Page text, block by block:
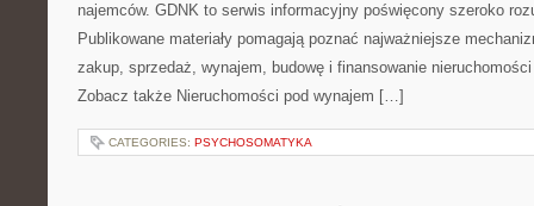
najemców. GDNK to serwis informacyjny poświęcony szeroko
Publikowane materiały pomagają poznać najważniejsze
zakup, sprzedaż, wynajem, budowę i finansowanie
Zobacz także Nieruchomości pod wynajem […]
CATEGORIES: PSYCHOSOMATYKA